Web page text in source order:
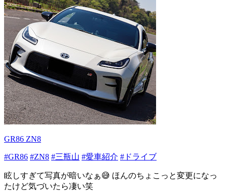
GR86 ZN8
#GR86 #ZN8 #三瓶山 #愛車紹介 #ドライブ
眩しすぎて写真が暗いなぁ😅 ほんのちょこっと変更になっ
たけど気づいたら凄い笑